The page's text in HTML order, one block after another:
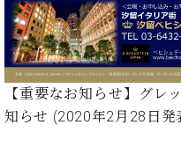
イ
ン
コ
ン
サ
ー
ン・
ジ
ャ
パ
ン
取
ュ
タ
イ
ン
の
音
ス
(お
知
ら
せ・
デ
正
規
デ
ィ
ー
ま
で
オンライン試弾
メルマガ登録
ブ
ロ
グ
【重要なお知らせ】グレ
知らせ (2020年2月28日発